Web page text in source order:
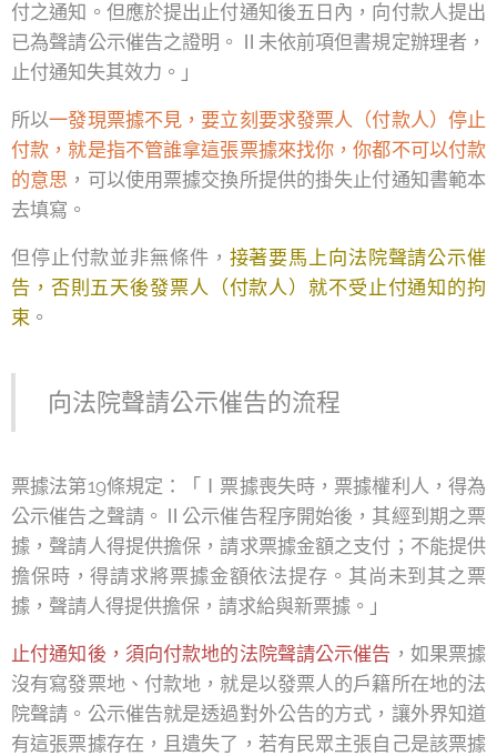
付之通知。但應於提出止付通知後五日內，向付款人提出
已為聲請公示催告之證明。Ⅱ未依前項但書規定辦理者，
止付通知失其效力。」
所以一發現票據不見，要立刻要求發票人（付款人）停止
付款，就是指不管誰拿這張票據來找你，你都不可以付款
的意思 ，可以使用票據交換所提供的掛失止付通知書範本
去填寫。
但停止付款並非無條件， 接著要馬上向法院聲請公示催
告，否則五天後發票人（付款人）就不受止付通知的拘
束 。
向法院聲請公示催告的流程
票據法第19條規定：「Ⅰ票據喪失時，票據權利人，得為
公示催告之聲請。Ⅱ公示催告程序開始後，其經到期之票
據，聲請人得提供擔保，請求票據金額之支付；不能提供
擔保時，得請求將票據金額依法提存。其尚未到其之票
據，聲請人得提供擔保，請求給與新票據。」
止付通知後，須向付款地的法院聲請公示催告 ，如果票據
沒有寫發票地、付款地，就是以發票人的戶籍所在地的法
院聲請。公示催告就是透過對外公告的方式，讓外界知道
有這張票據存在，且遺失了，若有民眾主張自己是該票據